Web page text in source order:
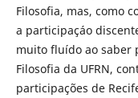
Filosofia, mas, como
a participaçáo
muito fluído ao saber
Filosofia da UFRN,
participações de